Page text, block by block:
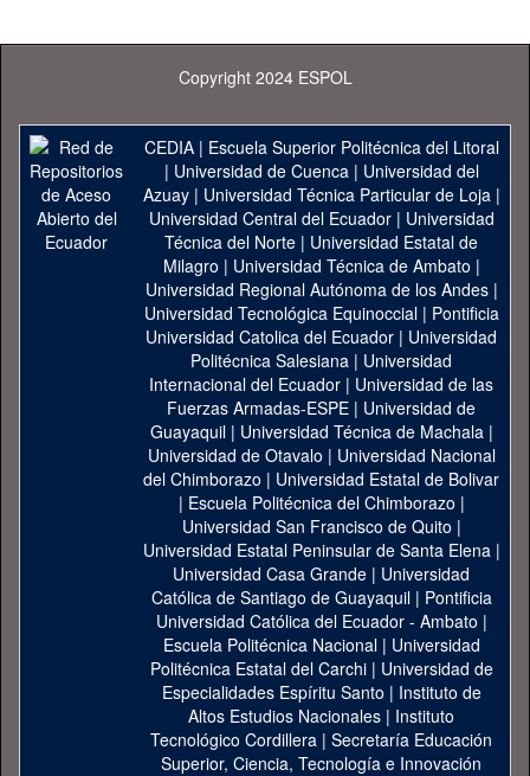
Copyright 2024 ESPOL
CEDIA| Escuela Superior Politécnica del Litoral
| Universidad de Cuenca| Universidad del
Azuay| Universidad Técnica Particular de Loja|
Universidad Central del Ecuador| Universidad
Técnica del Norte | Universidad Estatal de
Milagro | Universidad Técnica de Ambato |
Universidad Regional Autónoma de los Andes|
Universidad Tecnológica Equinoccial| Pontificia
Universidad Catolica del Ecuador | Universidad
Politécnica Salesiana | Universidad
Internacional del Ecuador | Universidad de las
Fuerzas Armadas-ESPE | Universidad de
Guayaquil| Universidad Técnica de Machala|
Universidad de Otavalo | Universidad Nacional
del Chimborazo | Universidad Estatal de Bolivar
| Escuela Politécnica del Chimborazo |
Universidad San Francisco de Quito |
Universidad Estatal Peninsular de Santa Elena|
Universidad Casa Grande | Universidad
Católica de Santiago de Guayaquil| Pontificia
Universidad Católica del Ecuador - Ambato |
Escuela Politécnica Nacional| Universidad
Politécnica Estatal del Carchi| Universidad de
Especialidades Espíritu Santo | Instituto de
Altos Estudios Nacionales | Instituto
Tecnológico Cordillera | Secretaría Educación
Superior, Ciencia, Tecnología e Innovación